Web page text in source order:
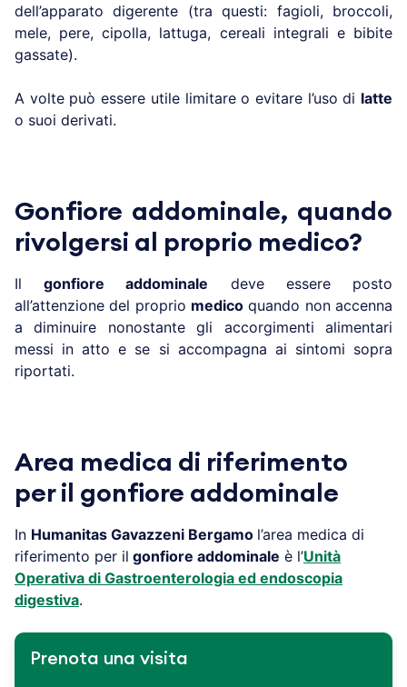
dell’apparato digerente (tra questi: fagioli, broccoli,
mele, pere, cipolla, lattuga, cereali integrali e bibite
gassate).
A volte può essere utile limitare o evitare l’uso di latte
o suoi derivati.
Gonfiore addominale, quando
rivolgersi al proprio medico?
Ilgonfiore addominale deve essere posto
all’attenzione del proprio medico quando non accenna
a diminuire nonostante gli accorgimenti alimentari
messi in atto e se si accompagna ai sintomi sopra
riportati.
Area medica di riferimento
per il gonfiore addominale
In Humanitas Gavazzeni Bergamo l’area medica di
riferimento per il gonfiore addominale è l’Unità
Operativa di Gastroenterologia ed endoscopia
digestiva.
Prenota una visita